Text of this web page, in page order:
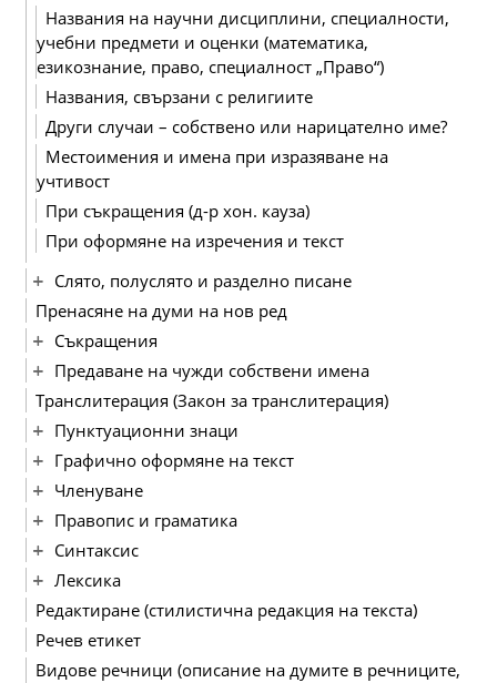
Названия на научни дисциплини, специалности,
учебни предмети и оценки (математика,
езикознание, право, специалност „Право“)
Названия, свързани с религиите
Други случаи – собствено или нарицателно име?
Местоимения и имена при изразяване на
учтивост
При съкращения (д-р хон. кауза)
При оформяне на изречения и текст
Слято, полуслято и разделно писане
Пренасяне на думи на нов ред
Съкращения
Предаване на чужди собствени имена
Транслитерация (Закон за транслитерация)
Пунктуационни знаци
Графично оформяне на текст
Членуване
Правопис и граматика
Синтаксис
Лексика
Редактиране (стилистична редакция на текста)
Речев етикет
Видове речници (описание на думите в речниците,